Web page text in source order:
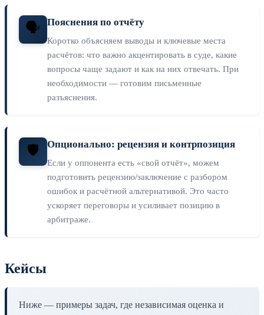
🗣️ Пояснения по отчёту
Коротко объясняем выводы и ключевые места
расчётов: что важно акцентировать в суде, какие
вопросы чаще задают и как на них отвечать. При
необходимости — готовим письменные
разъяснения.
🛡️ Опционально: рецензия и контрпозиция
Если у оппонента есть «свой отчёт», можем
подготовить рецензию/заключение с разбором
ошибок и расчётной альтернативой. Это часто
ускоряет переговоры и усиливает позицию в
арбитраже.
Кейсы
Ниже — примеры задач, где независимая оценка и